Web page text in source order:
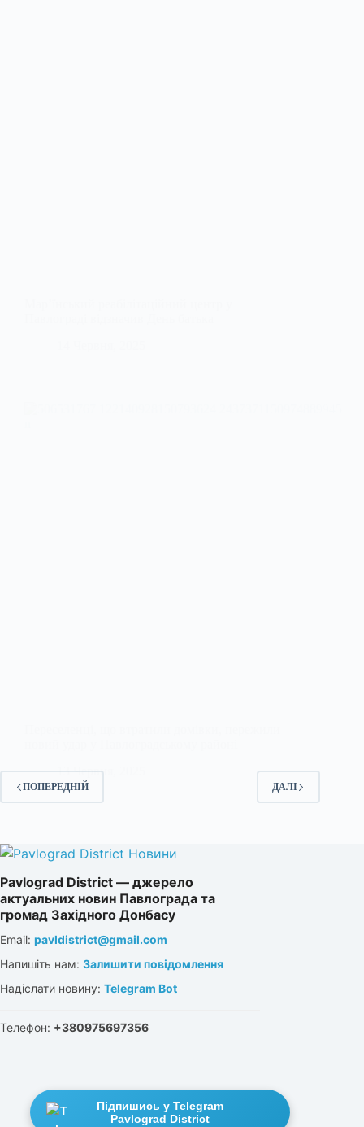
13 Червня, 2025
ПОПЕРЕДНІЙ ДАЛІ
Pavlograd District — джерело
актуальних новин Павлограда та
громад Західного Донбасу
Email: pavldistrict@gmail.com
Напишіть нам: Залишити повідомлення
Надіслати новину: Telegram Bot
Телефон: +380975697356
Підпишись у Telegram
Pavlograd District